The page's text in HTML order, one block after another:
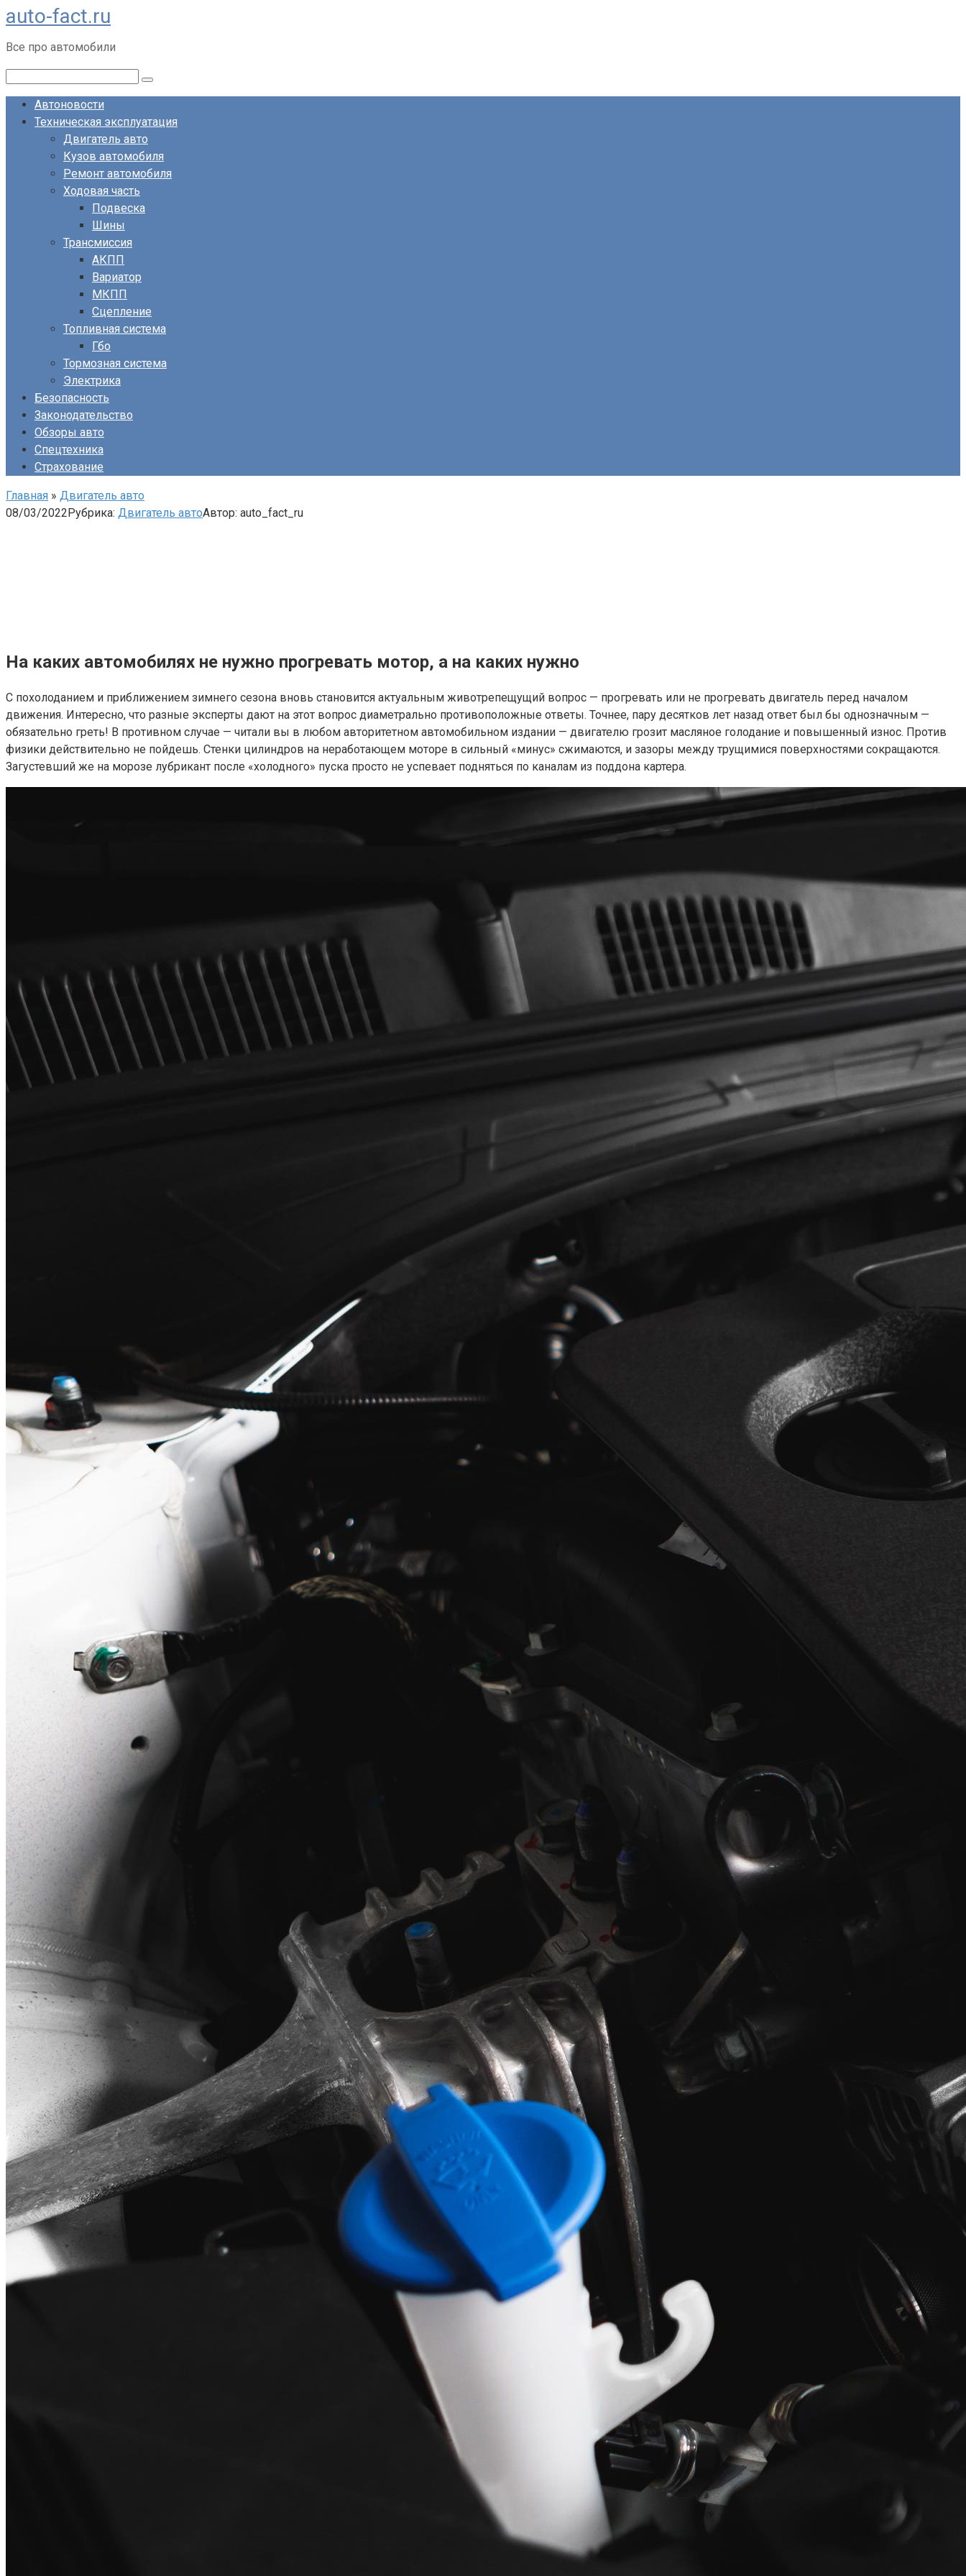
Перейти
к
контенту
auto-fact.ru
Все про автомобили
Автоновости
Техническая эксплуатация
Двигатель авто
Кузов автомобиля
Ремонт автомобиля
Ходовая часть
Подвеска
Шины
Трансмиссия
АКПП
Вариатор
МКПП
Сцепление
Топливная система
Гбо
Тормозная система
Электрика
Безопасность
Законодательство
Обзоры авто
Спецтехника
Страхование
Главная » Двигатель авто
08/03/2022Рубрика: Двигатель автоАвтор: auto_fact_ru
На каких автомобилях не нужно прогревать мотор, а на каких нужно
С похолоданием и приближением зимнего сезона вновь становится актуальным животрепещущий вопрос — прогревать или не прогревать двигатель перед началом
движения. Интересно, что разные эксперты дают на этот вопрос диаметрально противоположные ответы. Точнее, пару десятков лет назад ответ был бы однозначным —
обязательно греть! В противном случае — читали вы в любом авторитетном автомобильном издании — двигателю грозит масляное голодание и повышенный износ. Против
физики действительно не пойдешь. Стенки цилиндров на неработающем моторе в сильный «минус» сжимаются, и зазоры между трущимися поверхностями сокращаются.
Загустевший же на морозе лубрикант после «холодного» пуска просто не успевает подняться по каналам из поддона картера.